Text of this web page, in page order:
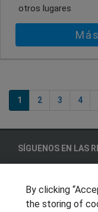
otros lugares
1 2 3 4
SÍGUENOS EN LAS
OTROS GRUPOS DE
By clicking
the storing of